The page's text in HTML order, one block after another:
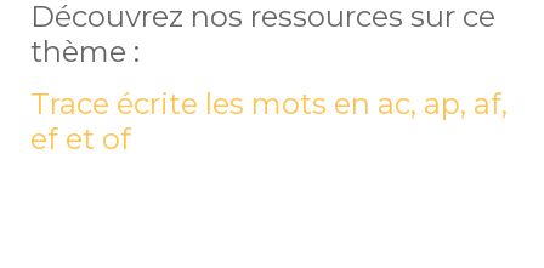
Découvrez nos ressources sur ce
thème :
Trace écrite les mots en ac, ap, af,
ef et of